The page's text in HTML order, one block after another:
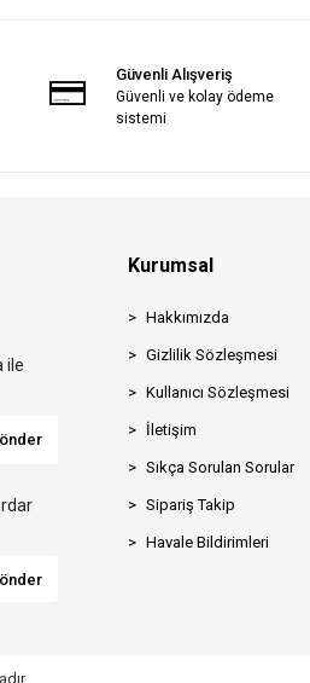
Güvenli Alışveriş
Güvenli ve kolay ödeme
sistemi
ile
Kurumsal
Hakkımızda
Gizlilik Sözleşmesi
Kullanıcı Sözleşmesi
İletişim
Sıkça Sorulan Sorular
Sipariş Takip
Havale Bildirimleri